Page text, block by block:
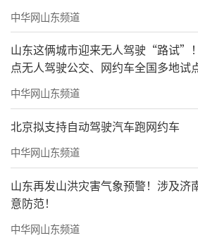
中华网山东频道
山东这俩城市迎来无人驾驶“路试”
点无人驾驶公交、网约车全国多地试
路
中华网山东频道
北京拟支持自动驾驶汽车跑网约车
中华网山东频道
山东再发山洪灾害气象预警！涉及济
意防范！
中华网山东频道